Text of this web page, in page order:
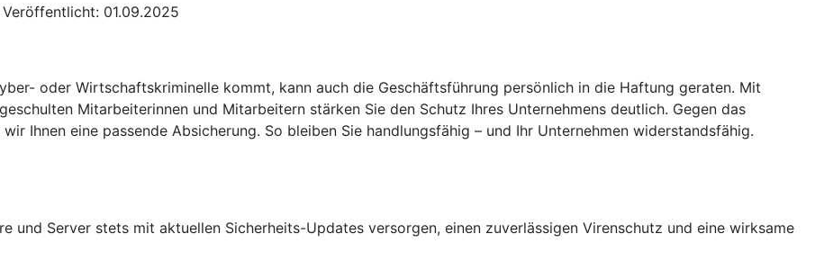
01.09.2025
oder Wirtschaftskriminelle kommt, kann auch die Geschäftsführung persönlich in die Haftung geraten. Mit
Mitarbeiterinnen und Mitarbeitern stärken Sie den Schutz Ihres Unternehmens deutlich. Gegen das
Ihnen eine passende Absicherung. So bleiben Sie handlungsfähig – und Ihr Unternehmen widerstandsfähig.
und Server stets mit aktuellen Sicherheits-Updates versorgen, einen zuverlässigen Virenschutz und eine wirksame